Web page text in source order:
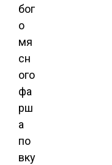
бог
о
мя
сн
ого
фа
рш
а
по
вку